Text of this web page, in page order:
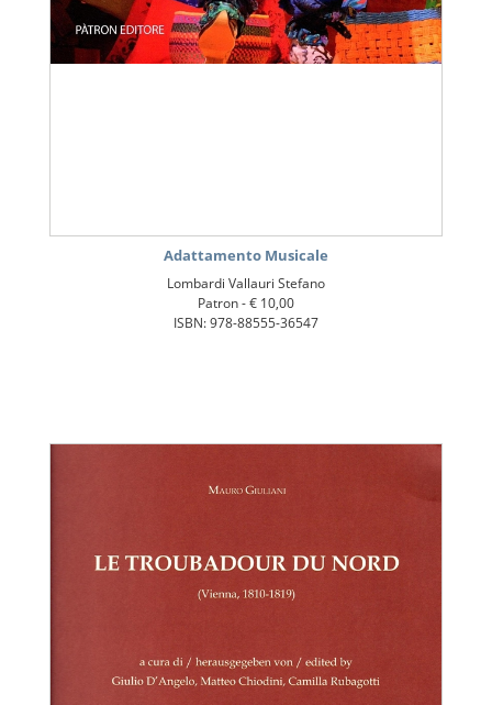
Adattamento Musicale
Lombardi Vallauri Stefano
Patron -€ 10,00
ISBN: 978-88555-36547